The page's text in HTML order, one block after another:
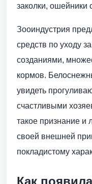
заколки, ошейники
Зооиндустрия
средств по уходу
созданиями,
кормов.
увидеть
счастливыми
такое признание и
своей внешней
покладистому